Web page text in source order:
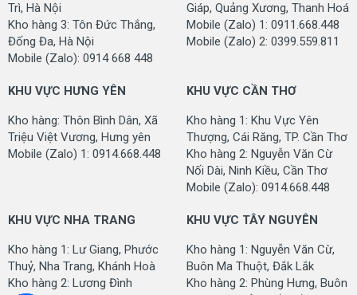
Kích thước cuộn (Roll Size):
3.66m x 25m
Chất liệu sợi (Pile Fiber):
100% Polypropylene
Chiều cao sợi (Pile Height):
8 mm (+/-5%)
Độ dày (Total Height):
10 mm (+/-5%)
Trọng lượng sợi (Pile
700
grms./sqm (+/-5%)
Weight):
grms./sqm (+/-5%)
Mật độ sợi (Gauge):
1/12 Inch
Đế thảm (Backing):
Plastic
Trì, Hà Nội
Kho hàng 3: Tôn Đức Thắng,
Đống Đa, Hà Nội
Mobile (Zalo): 0914 668 448
Giáp, Quảng Xương, Thanh Hoá
Mobile (Zalo) 1: 0911.668.448
Mobile (Zalo) 2: 0399.559.811
KHU VỰC HƯNG YÊN
Kho hàng: Thôn Bình Dân, Xã
Triệu Việt Vương, Hưng yên
Mobile (Zalo) 1: 0914.668.448
KHU VỰC CẦN THƠ
Kho hàng 1: Khu Vực Yên
Thượng, Cái Răng, TP. Cần Thơ
Kho hàng 2: Nguyễn Văn Cừ
Nối Dài, Ninh Kiều, Cần Thơ
Mobile (Zalo): 0914.668.448
KHU VỰC NHA TRANG
Kho hàng 1: Lư Giang, Phước
Thuỷ, Nha Trang, Khánh Hoà
Kho hàng 2: Lương Đình
KHU VỰC TÂY NGUYÊN
Kho hàng 1: Nguyễn Văn Cừ,
Buôn Ma Thuột, Đắk Lắk
Kho hàng 2: Phùng Hưng, Buôn